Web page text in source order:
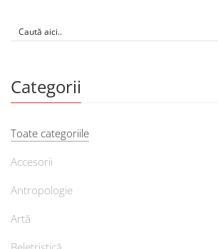
Categorii
Toate categoriile
Accesorii
Antropologie
Artă